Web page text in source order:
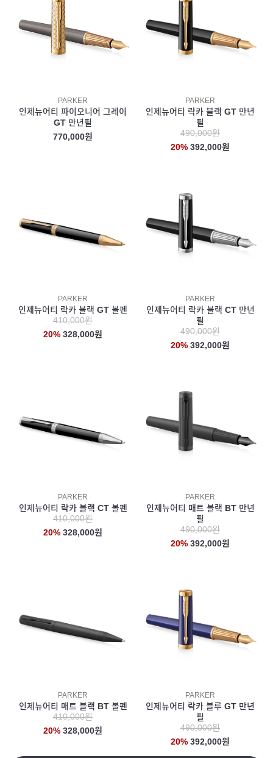
PARKER
인제뉴어티 파이오니어 그레이
GT 만년필
770,000원
PARKER
인제뉴어티 락카 블랙 GT 만년
필
490,000원
20% 392,000원
PARKER
인제뉴어티 락카 블랙 GT 볼펜
410,000원
20% 328,000원
PARKER
인제뉴어티 락카 블랙 CT 만년
필
490,000원
20% 392,000원
PARKER
인제뉴어티 락카 블랙 CT 볼펜
410,000원
20% 328,000원
PARKER
인제뉴어티 매트 블랙 BT 만년
필
490,000원
20% 392,000원
PARKER
인제뉴어티 매트 블랙 BT 볼펜
410,000원
20% 328,000원
PARKER
인제뉴어티 락카 블루 GT 만년
필
490,000원
20% 392,000원